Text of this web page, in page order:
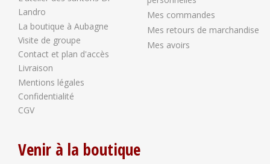
Landro
La boutique à Aubagne
Visite de groupe
Contact et plan d'accès
Livraison
Mentions légales
Confidentialité
CGV
Mes commandes
Mes retours de marchandise
Mes avoirs
Venir à la boutique